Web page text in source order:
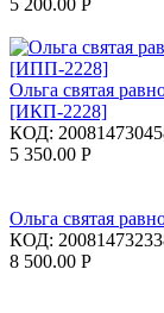
Ольга святая
[ИКП-2228]
КОД:
5 350.00 Р
Ольга святая
КОД:
8 500.00 Р